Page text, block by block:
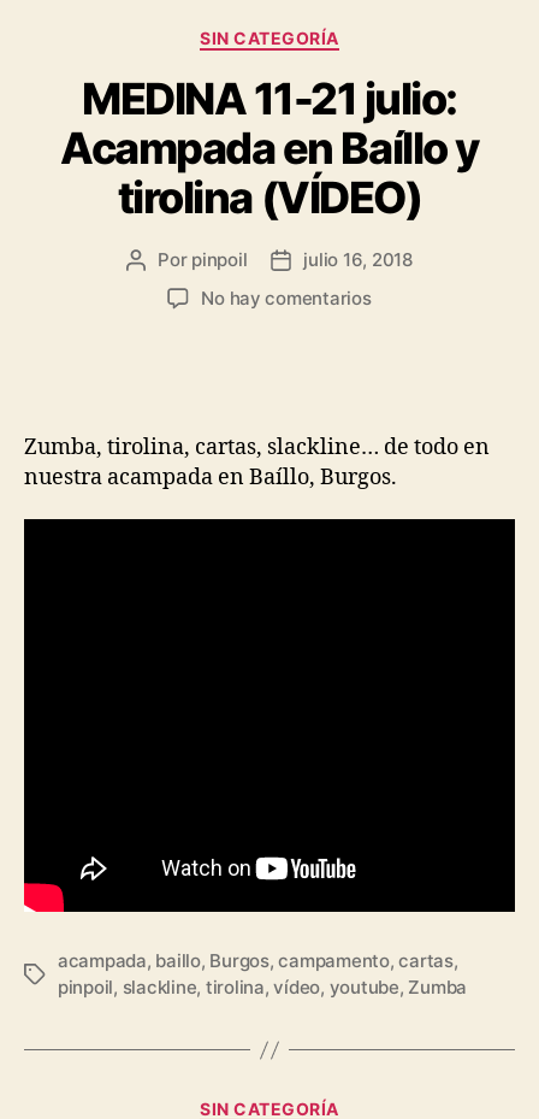
SIN CATEGORÍA
MEDINA 11-21 julio:
Acampada en Baíllo y
tirolina (VÍDEO)
Por pinpoil
julio 16, 2018
No hay comentarios
Zumba, tirolina, cartas, slackline… de todo en
nuestra acampada en Baíllo, Burgos.
acampada, baillo, Burgos,campamento,cartas,
pinpoil, slackline, tirolina,vídeo, youtube, Zumba
SIN CATEGORÍA